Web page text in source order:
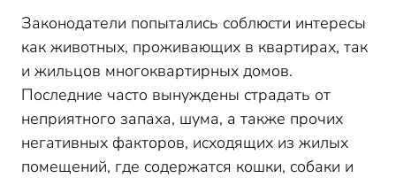
Законодатели попытались соблюсти интересы
как животных, проживающих в квартирах, так
и жильцов многоквартирных домов.
Последние часто вынуждены страдать от
неприятного запаха, шума, а также прочих
негативных факторов, исходящих из жилых
помещений, где содержатся кошки, собаки и